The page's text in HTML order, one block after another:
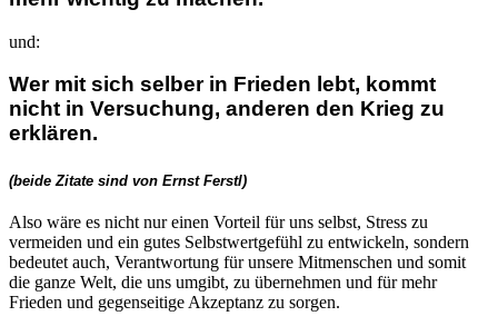
und:
Wer mit sich selber in Frieden lebt, kommt
nicht in Versuchung, anderen den Krieg zu
erklären.
(beide Zitate sind von Ernst Ferstl)
Also wäre es nicht nur einen Vorteil für uns selbst, Stress zu
vermeiden und ein gutes Selbstwertgefühl zu entwickeln, sondern
bedeutet auch, Verantwortung für unsere Mitmenschen und somit
die ganze Welt, die uns umgibt, zu übernehmen und für mehr
Frieden und gegenseitige Akzeptanz zu sorgen.